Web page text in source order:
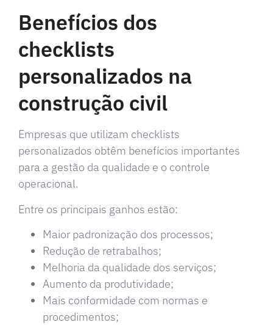
Benefícios dos
checklists
personalizados na
construção civil
Empresas que utilizam checklists
personalizados obtêm benefícios importantes
para a gestão da qualidade e o controle
operacional.
Entre os principais ganhos estão:
Maior padronização dos processos;
Redução de retrabalhos;
Melhoria da qualidade dos serviços;
Aumento da produtividade;
Mais conformidade com normas e
procedimentos;